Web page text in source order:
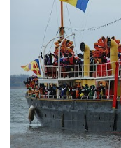
NEDERLAND
VALKENSWAARD